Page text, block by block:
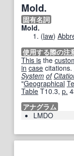
Mold.
固有名詞
Mold.
(law)
使用する際の注
This is the
in case citations.
System of
"Geographical
Table T10.3, p.
アナグラム
LMDO